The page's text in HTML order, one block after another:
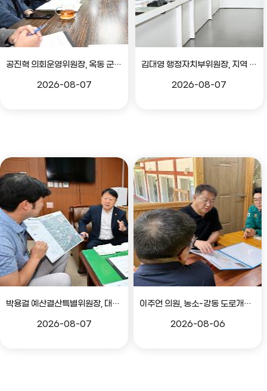
공진혁 의회운영위원장, 옥동 군부대 이전지 양동마을 주민지원사업 점검
2026-08-07
김대영 행정자치부위원장, 지역 현안 의견 청취 간담회
2026-08-07
박용걸 예산결산특별위원장, 대공원로 확장공사 현안점검 간담회
2026-08-07
이주언 의원, 농소-강동 도로개설 민원 현장 점검
2026-08-06